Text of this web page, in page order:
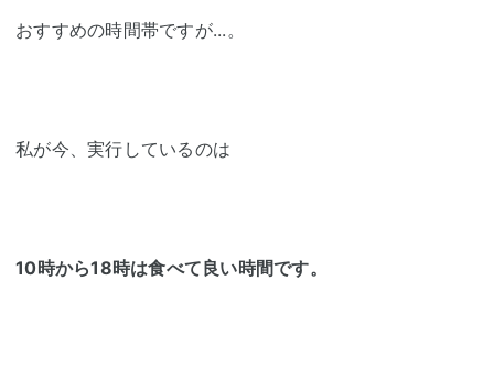
おすすめの時間帯ですが...。
私が今、実行しているのは
10時から18時は食べて良い時間です。